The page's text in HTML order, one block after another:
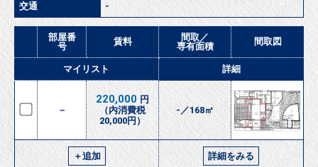
交通 -
部屋番
号
賃料
間取／
専有面積
間取図
マイリスト 詳細
－
220,000 円
（内消費税
20,000円）
-／168㎡
＋追加 詳細をみる